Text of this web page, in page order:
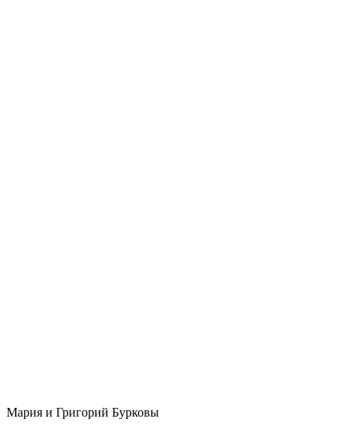
Мария и Григорий Бурковы